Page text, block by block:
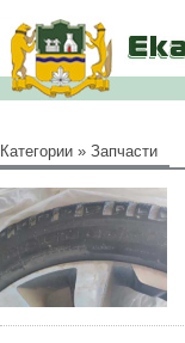
Категории » Запчасти